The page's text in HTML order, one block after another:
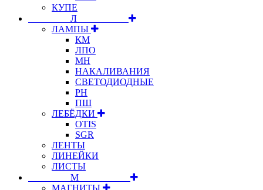
КУПЕ
⠀⠀⠀⠀⠀⠀Л⠀⠀⠀⠀⠀⠀⠀
ЛАМПЫ
КМ
ЛПО
МН
НАКАЛИВАНИЯ
СВЕТОДИОДНЫЕ
РН
ПШ
ЛЕБЁДКИ
OTIS
SGR
ЛЕНТЫ
ЛИНЕЙКИ
ЛИСТЫ
⠀⠀⠀⠀⠀⠀М⠀⠀⠀⠀⠀⠀⠀
МАГНИТЫ